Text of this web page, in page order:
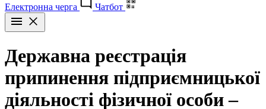
Електронна черга
Чатбот
Державна реєстрація
припинення підприємницької
діяльності фізичної особи –